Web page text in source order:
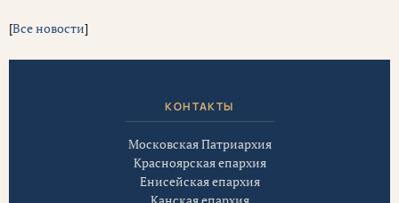
[Все новости]
КОНТАКТЫ
Московская Патриархия
Красноярская епархия
Енисейская епархия